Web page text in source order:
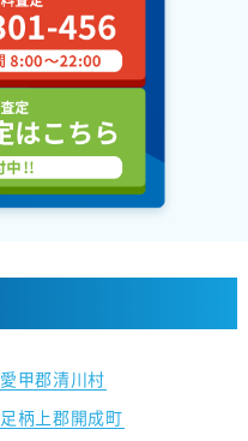
愛甲郡清川村
足柄上郡開成町